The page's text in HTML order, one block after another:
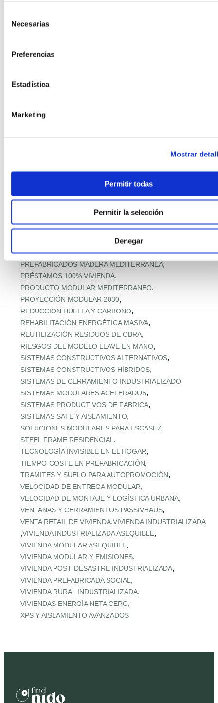
Necesarias
Preferencias
Estadística
Marketing
Mostrar
Permitir todas
Permitir la selección
Denegar
PASSIVHAUS + HOGAR CONECTADO
PILOTOS MUNICIPALES MODULAR
POLÍTICA Y PROGRAMAS VIVIENDA
PREFABRICADAS COMPACTAS,
PREFABRICADAS CON FOTOVOLTAICA,
PREFABRICADAS LOW‑COST,
PREFABRICADAS PRECIO RÉCORD,
PREFABRICADAS PREMIUM MEDITERRÁNEAS
PREFABRICADO HORMIGÓN RESIDENCIAL,
PREFABRICADOS MADERA MEDITERRÁNEA,
PRÉSTAMOS 100% VIVIENDA,
PRODUCTO MODULAR MEDITERRÁNEO,
PROYECCIÓN MODULAR 2030,
REDUCCIÓN HUELLA Y CARBONO,
REHABILITACIÓN ENERGÉTICA MASIVA,
REUTILIZACIÓN RESIDUOS DE OBRA,
RIESGOS DEL MODELO LLAVE EN MANO,
SISTEMAS CONSTRUCTIVOS ALTERNATIVOS,
SISTEMAS CONSTRUCTIVOS HÍBRIDOS,
SISTEMAS DE CERRAMIENTO INDUSTRIALIZADO,
SISTEMAS MODULARES ACELERADOS,
SISTEMAS PRODUCTIVOS DE FÁBRICA,
SISTEMAS SATE Y AISLAMIENTO,
SOLUCIONES MODULARES PARA ESCASEZ,
STEEL FRAME RESIDENCIAL ,
TECNOLOGÍA INVISIBLE EN EL HOGAR,
TIEMPO‑COSTE EN PREFABRICACIÓN,
TRÁMITES Y SUELO PARA AUTOPROMOCIÓN,
VELOCIDAD DE ENTREGA MODULAR,
VELOCIDAD DE MONTAJE Y LOGÍSTICA URBANA,
VENTANAS Y CERRAMIENTOS PASSIVHAUS,
VENTA RETAIL DE VIVIENDA,VIVIENDA INDUSTRIALIZADA
,VIVIENDA INDUSTRIALIZADA ASEQUIBLE,
VIVIENDA MODULAR ASEQUIBLE,
VIVIENDA MODULAR Y EMISIONES,
VIVIENDA POST‑DESASTRE INDUSTRIALIZADA,
VIVIENDA PREFABRICADA SOCIAL ,
VIVIENDA RURAL INDUSTRIALIZADA,
VIVIENDAS ENERGÍA NETA CERO,
XPS Y AISLAMIENTO AVANZADOS